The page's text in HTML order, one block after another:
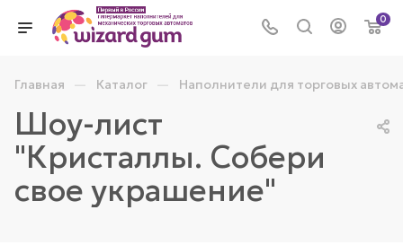
0
Главная — Каталог — Наполнители для торговых
Шоу-лист
"Кристаллы. Собери
свое украшение"